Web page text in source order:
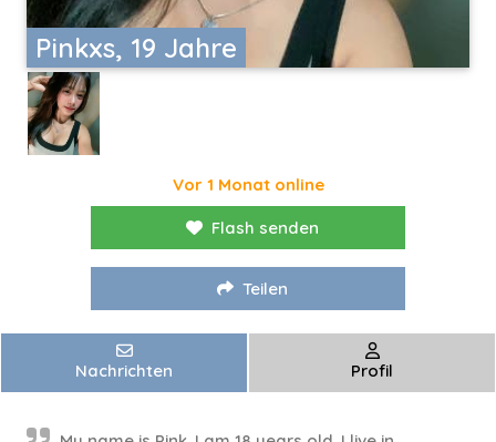
Pinkxs, 19 Jahre
Vor 1 Monat online
Flash senden
Teilen
Nachrichten Profil